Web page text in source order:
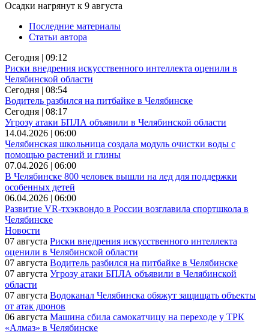
Осадки нагрянут к 9 августа
Последние материалы
Статьи автора
Сегодня | 09:12
Риски внедрения искусственного интеллекта оценили в
Челябинской области
Сегодня | 08:54
Водитель разбился на питбайке в Челябинске
Сегодня | 08:17
Угрозу атаки БПЛА объявили в Челябинской области
14.04.2026 | 06:00
Челябинская школьница создала модуль очистки воды с
помощью растений и глины
07.04.2026 | 06:00
В Челябинске 800 человек вышли на лед для поддержки
особенных детей
06.04.2026 | 06:00
Развитие VR-тхэквондо в России возглавила спортшкола в
Челябинске
Новости
07 августа Риски внедрения искусственного интеллекта
оценили в Челябинской области
07 августа Водитель разбился на питбайке в Челябинске
07 августа Угрозу атаки БПЛА объявили в Челябинской
области
07 августа Водоканал Челябинска обяжут защищать объекты
от атак дронов
06 августа Машина сбила самокатчицу на переходе у ТРК
«Алмаз» в Челябинске